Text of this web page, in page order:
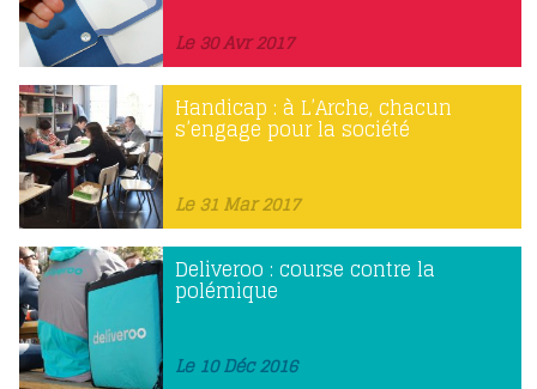
Le 30 Avr 2017
Handicap : à L’Arche, chacun
s’engage pour la société
Le 31 Mar 2017
Deliveroo : course contre la
polémique
Le 10 Déc 2016